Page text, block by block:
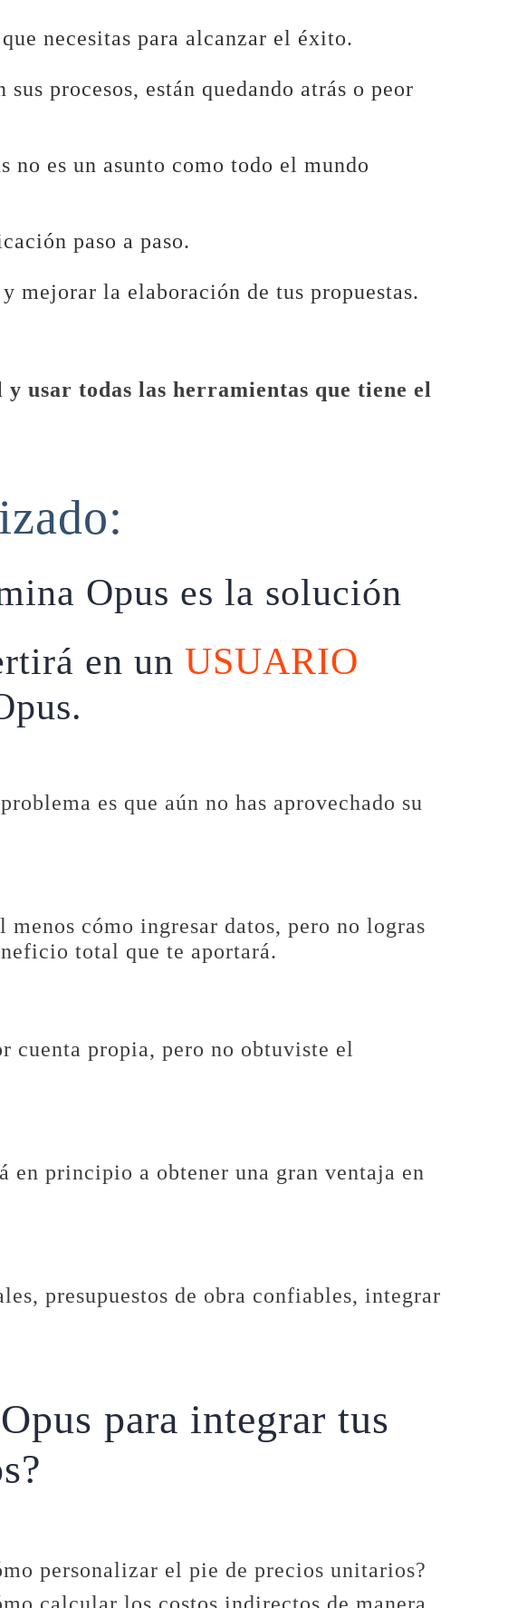
necesitas para alcanzar el éxito.
procesos, están quedando atrás o peor
es un asunto como todo el mundo
paso a paso.
mejorar la elaboración de tus propuestas.
usar todas las herramientas que tiene el
Opus es la solución
en un USUARIO
es que aún no has aprovechado su
cómo ingresar datos, pero no logras
total que te aportará.
cuenta propia, pero no obtuviste el
en principio a obtener una gran ventaja en
presupuestos de obra confiables, integrar
para integrar tus
personalizar el pie de precios unitarios?